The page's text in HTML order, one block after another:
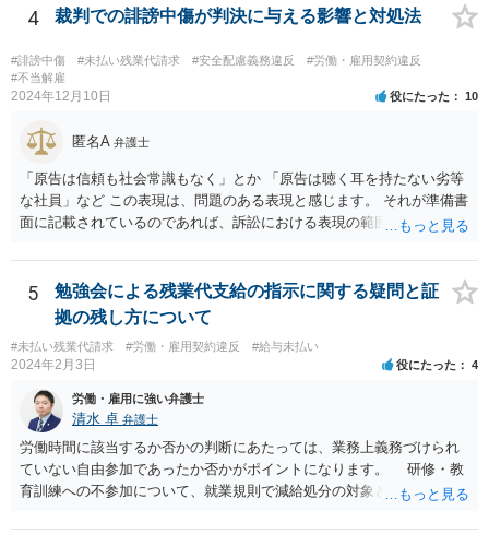
消化の話がないのであれば、退職手続きだけを見れば問題がなかった
4 裁判での誹謗中傷が判決に与える影響と対処法
#誹謗中傷 #未払い残業代請求 #安全配慮義務違反
#労働・雇用契約違反
#不当解雇
2024年12月10日 役にたった 10
匿名A 弁護士
「原告は信頼も社会常識もなく」とか 「原告は聴く耳を持たない劣等
な社員」など この表現は、問題のある表現と感じます。 それが準備書
面に記載されているのであれば、訴訟における表現の範囲を超えてい
5
勉強会による残業代支給の指示に関する疑問と証
拠の残し方について
#未払い残業代請求 #労働・雇用契約違反 #給与未払い
2024年2月3日 役にたった 4
労働・雇用に強い弁護士
清水 卓 弁護士
労働時間に該当するか否かの判断にあたっては、業務上義務づけられ
ていない自由参加であったか否かがポイントになります。 研修・教
育訓練への不参加について、就業規則で減給処分の対象とされていた
上参加を強制されている場合には、研修・教育訓練であっても 労働時